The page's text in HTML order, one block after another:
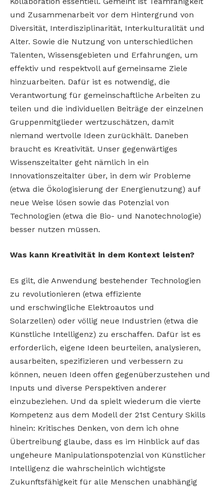
und Zusammenarbeit vor dem Hintergrund von
Diversität, Interdisziplinarität, Interkulturalität und
Alter. Sowie die Nutzung von unterschiedlichen
Talenten, Wissensgebieten und Erfahrungen, um
effektiv und respektvoll auf gemeinsame Ziele
hinzuarbeiten. Dafür ist es notwendig, die
Verantwortung für gemeinschaftliche Arbeiten zu
teilen und die individuellen Beiträge der einzelnen
Gruppenmitglieder wertzuschätzen, damit
niemand wertvolle Ideen zurückhält. Daneben
braucht es Kreativität. Unser gegenwärtiges
Wissenszeitalter geht nämlich in ein
Innovationszeitalter über, in dem wir Probleme
(etwa die Ökologisierung der Energienutzung) auf
neue Weise lösen sowie das Potenzial von
Technologien (etwa die Bio- und Nanotechnologie)
besser nutzen müssen.
Was kann Kreativität in dem Kontext leisten?
Es gilt, die Anwendung bestehender Technologien
zu revolutionieren (etwa effiziente
und erschwingliche Elektroautos und
Solarzellen) oder völlig neue Industrien (etwa die
Künstliche Intelligenz) zu erschaffen. Dafür ist es
erforderlich, eigene Ideen beurteilen, analysieren,
ausarbeiten, spezifizieren und verbessern zu
können, neuen Ideen offen gegenüberzustehen und
Inputs und diverse Perspektiven anderer
einzubeziehen. Und da spielt wiederum die vierte
Kompetenz aus dem Modell der 21st Century Skills
hinein: Kritisches Denken, von dem ich ohne
Übertreibung glaube, dass es im Hinblick auf das
ungeheure Manipulationspotenzial von Künstlicher
Intelligenz die wahrscheinlich wichtigste
Zukunftsfähigkeit für alle Menschen unabhängig